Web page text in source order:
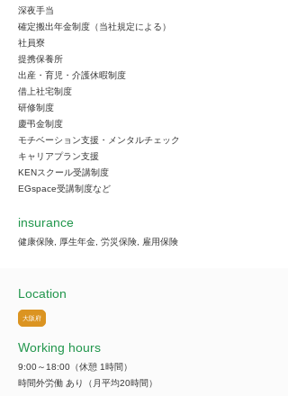
深夜手当
確定搬出年金制度（当社規定による）
社員寮
提携保養所
出産・育児・介護休暇制度
借上社宅制度
研修制度
慶弔金制度
モチベーション支援・メンタルチェック
キャリアプラン支援
KENスクール受講制度
EGspace受講制度など
insurance
健康保険, 厚生年金, 労災保険, 雇用保険
Location
大阪府
Working hours
9:00～18:00（休憩 1時間）
時間外労働 あり（月平均20時間）